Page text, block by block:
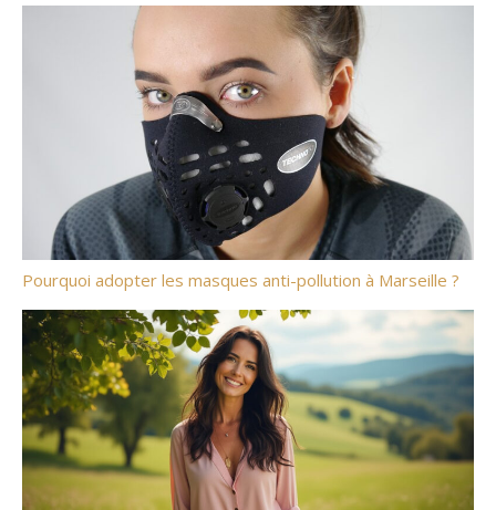
Pourquoi adopter les masques anti-pollution à Marseille ?